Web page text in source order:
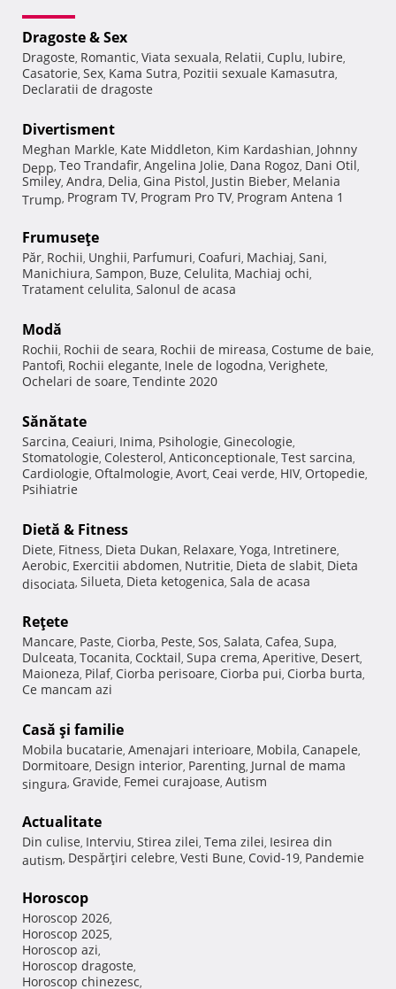
Dragoste & Sex
Dragoste, Romantic, Viata sexuala, Relatii, Cuplu, Iubire,
Casatorie, Sex, Kama Sutra, Pozitii sexuale Kamasutra,
Declaratii de dragoste
Divertisment
Meghan Markle, Kate Middleton, Kim Kardashian, Johnny
Depp, Teo Trandafir, Angelina Jolie, Dana Rogoz, Dani Otil,
Smiley, Andra, Delia, Gina Pistol, Justin Bieber, Melania
Trump, Program TV, Program Pro TV, Program Antena 1
Frumuseţe
Păr, Rochii, Unghii, Parfumuri, Coafuri, Machiaj, Sani,
Manichiura, Sampon, Buze, Celulita, Machiaj ochi,
Tratament celulita, Salonul de acasa
Modă
Rochii, Rochii de seara, Rochii de mireasa, Costume de baie,
Pantofi, Rochii elegante, Inele de logodna, Verighete,
Ochelari de soare, Tendinte 2020
Sănătate
Sarcina, Ceaiuri, Inima, Psihologie, Ginecologie,
Stomatologie, Colesterol, Anticonceptionale, Test sarcina,
Cardiologie, Oftalmologie, Avort, Ceai verde, HIV, Ortopedie,
Psihiatrie
Dietă & Fitness
Diete, Fitness, Dieta Dukan, Relaxare, Yoga, Intretinere,
Aerobic, Exercitii abdomen, Nutritie, Dieta de slabit, Dieta
disociata, Silueta, Dieta ketogenica, Sala de acasa
Reţete
Mancare, Paste, Ciorba, Peste, Sos, Salata, Cafea, Supa,
Dulceata, Tocanita, Cocktail, Supa crema, Aperitive, Desert,
Maioneza, Pilaf, Ciorba perisoare, Ciorba pui, Ciorba burta,
Ce mancam azi
Casă şi familie
Mobila bucatarie, Amenajari interioare, Mobila, Canapele,
Dormitoare, Design interior, Parenting, Jurnal de mama
singura, Gravide, Femei curajoase, Autism
Actualitate
Din culise, Interviu, Stirea zilei, Tema zilei, Iesirea din
autism, Despărţiri celebre, Vesti Bune, Covid-19, Pandemie
Horoscop
Horoscop 2026,
Horoscop 2025,
Horoscop azi,
Horoscop dragoste,
Horoscop chinezesc,